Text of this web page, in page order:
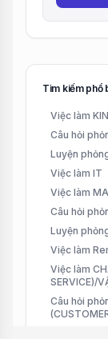
Tìm kiếm phổ
Việc làm
Câu hỏi
Luyện
Việc làm IT
Việc làm
Câu hỏi
Luyện
Việc làm
Việc làm
SERVICE)/
Câu hỏi